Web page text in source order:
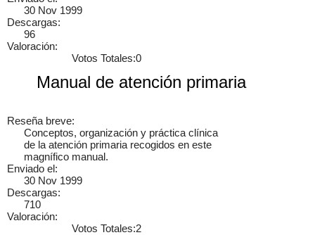
Cancelar
Administrator
www.manualesdemecanica.com
Manuales de Taller y Mecánica Automotriz GRATIS
El mundo de la mecánica automotriz. Descarga manuales de
taller y de mecánica gratis y aprende a reparar tu coche o moto
solicitando ayuda en…
30 Nov 1999
Descargas:
96
Valoración:
Votos Totales:0
Manual de atención primaria
Reseña breve:
Conceptos, organización y práctica clínica
de la atención primaria recogidos en este
magnífico manual.
Enviado el:
30 Nov 1999
Descargas:
710
Valoración:
Votos Totales:2